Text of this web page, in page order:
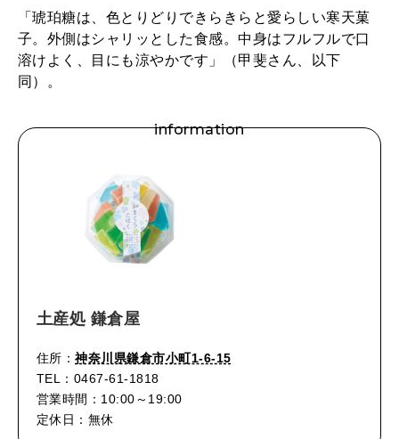
「琥珀糖は、色とりどりできらきらと愛らしい寒天菓
子。外側はシャリッとした食感。中身はフルフルで口
溶けよく、目にも涼やかです」（甲斐さん、以下
同）。
information
土産処 鎌倉屋
住所：神奈川県鎌倉市小町1-6-15
TEL：0467-61-1818
営業時間：10:00～19:00
定休日：無休